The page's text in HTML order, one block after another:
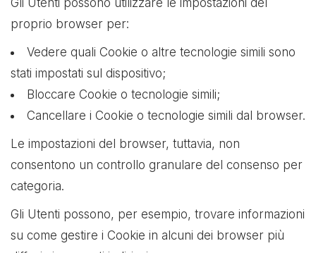
Gli Utenti possono utilizzare le impostazioni del
proprio browser per:
Vedere quali Cookie o altre tecnologie simili sono
stati impostati sul dispositivo;
Bloccare Cookie o tecnologie simili;
Cancellare i Cookie o tecnologie simili dal browser.
Le impostazioni del browser, tuttavia, non
consentono un controllo granulare del consenso per
categoria.
Gli Utenti possono, per esempio, trovare informazioni
su come gestire i Cookie in alcuni dei browser più